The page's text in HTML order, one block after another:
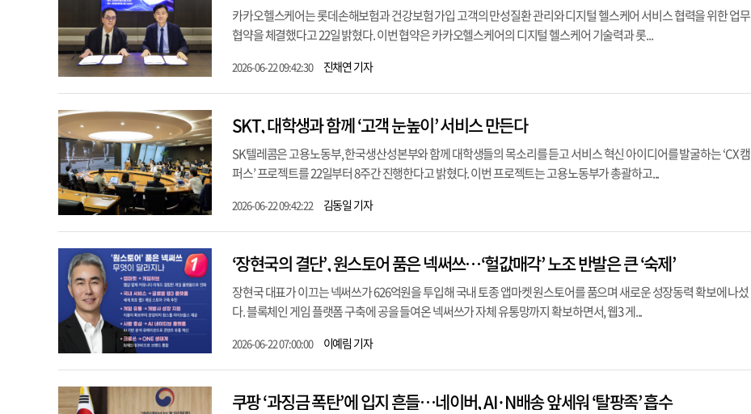
카카오헬스케어는 롯데손해보험과 건강보험 가입 고객의 만성질환 관리와 디지털 헬스케어 서비스 협력을 위한 업무
협약을 체결했다고 22일 밝혔다. 이번 협약은 카카오헬스케어의 디지털 헬스케어 기술력과 롯...
2026-06-22 09:42:30 진채연 기자
SKT, 대학생과 함께 ‘고객 눈높이’ 서비스 만든다
SK텔레콤은 고용노동부, 한국생산성본부와 함께 대학생들의 목소리를 듣고 서비스 혁신 아이디어를 발굴하는 ‘CX 캠
퍼스’ 프로젝트를 22일부터 8주간 진행한다고 밝혔다. 이번 프로젝트는 고용노동부가 총괄하고...
2026-06-22 09:42:22 김동일 기자
‘장현국의 결단’, 원스토어 품은 넥써쓰…‘헐값매각’ 노조 반발은 큰 ‘숙제’
장현국 대표가 이끄는 넥써쓰가 626억원을 투입해 국내 토종 앱마켓 원스토어를 품으며 새로운 성장동력 확보에 나섰
다. 블록체인 게임 플랫폼 구축에 공을 들여온 넥써쓰가 자체 유통망까지 확보하면서, 웹3 게...
2026-06-22 07:00:00 이예림 기자
쿠팡 ‘과징금 폭탄’에 입지 흔들…네이버, AI·N배송 앞세워 ‘탈팡족’ 흡수